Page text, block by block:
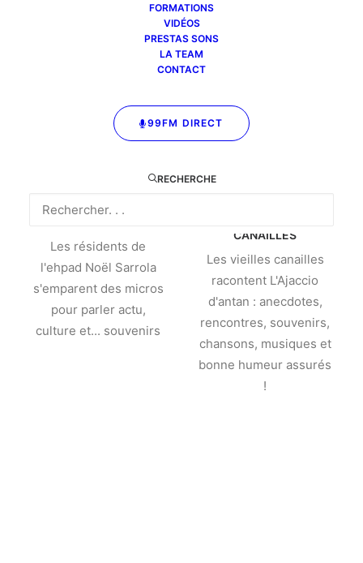
FORMATIONS
VIDÉOS
PRESTAS SONS
LA TEAM
CONTACT
99FM DIRECT
RECHERCHE
Les résidents de
l'ehpad Noël Sarrola
s'emparent des micros
pour parler actu,
culture et... souvenirs
CANAILLES
Les vieilles canailles
racontent L'Ajaccio
d'antan : anecdotes,
rencontres, souvenirs,
chansons, musiques et
bonne humeur assurés
!